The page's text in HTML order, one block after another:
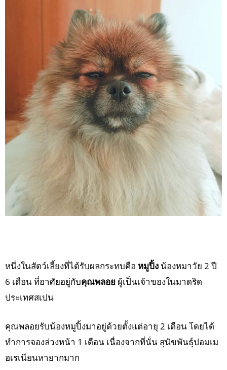
หนึ่งในสัตว์เลี้ยงที่ได้รับผลกระทบคือ หมูปิ้ง น้องหมาวัย 2 ปี
6 เดือน ที่อาศัยอยู่กับคุณพลอย ผู้เป็นเจ้าของในมาดริด
ประเทศสเปน
คุณพลอยรับน้องหมูปิ้งมาอยู่ด้วยตั้งแต่อายุ 2 เดือน โดยได้
ทำการจองล่วงหน้า 1 เดือน เนื่องจากที่นั่น สุนัขพันธุ์ปอมเม
อเรเนียนหายากมาก